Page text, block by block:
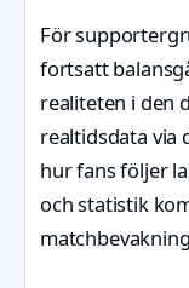
För
fortsatt
realiteten i den
realtidsdata
hur fans följer
och statistik